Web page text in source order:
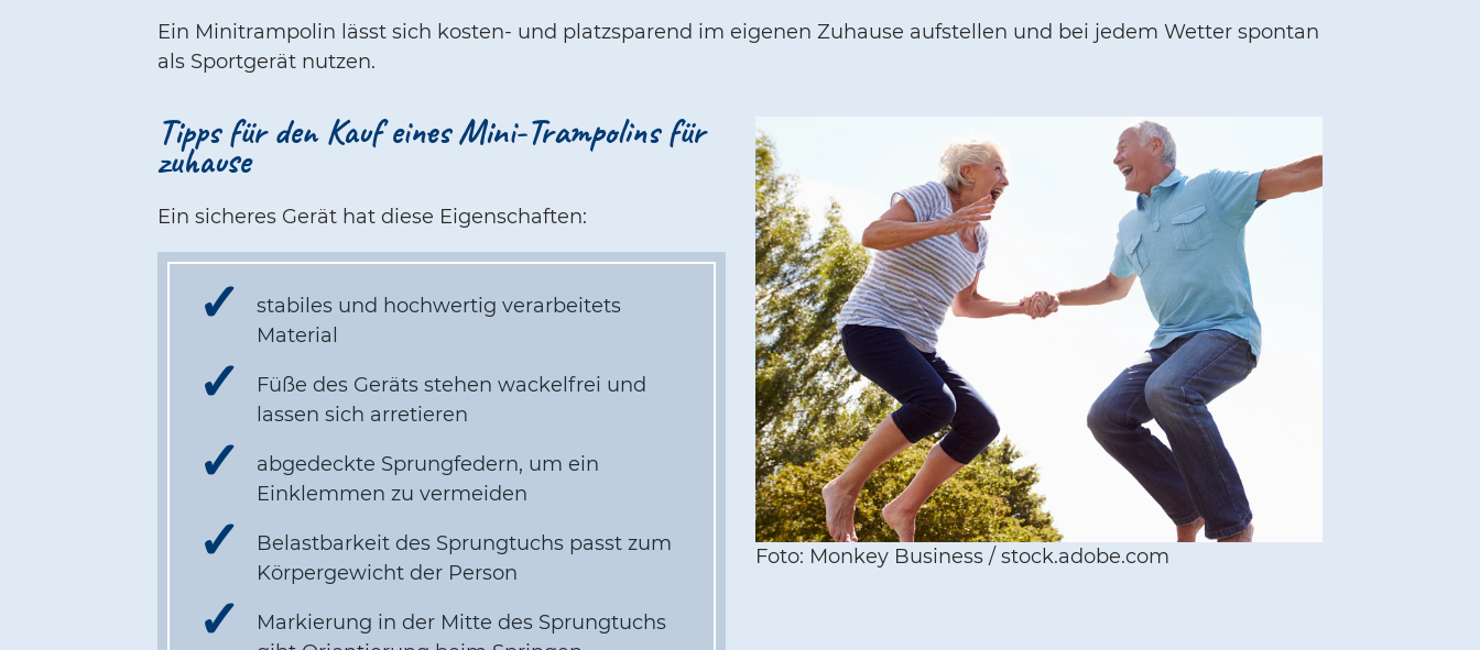
Ein Minitrampolin lässt sich kosten- und platzsparend im eigenen Zuhause aufstellen und bei jedem Wetter spontan
als Sportgerät nutzen.
Tipps für den Kauf eines Mini-Trampolins für
zuhause
Ein sicheres Gerät hat diese Eigenschaften:
stabiles und hochwertig verarbeitets
Material
Füße des Geräts stehen wackelfrei und
lassen sich arretieren
abgedeckte Sprungfedern, um ein
Einklemmen zu vermeiden
Belastbarkeit des Sprungtuchs passt zum
Körpergewicht der Person
Markierung in der Mitte des Sprungtuchs
Foto: Monkey Business / stock.adobe.com